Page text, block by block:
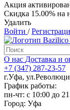
Акция
Скидка 15.00% на
Удалить
Войти /
О нас Доставка и
+7 (347) 287-23-57
г.Уфа,
График работы:
пн-чт: c 10:00 до
Город: Уфа